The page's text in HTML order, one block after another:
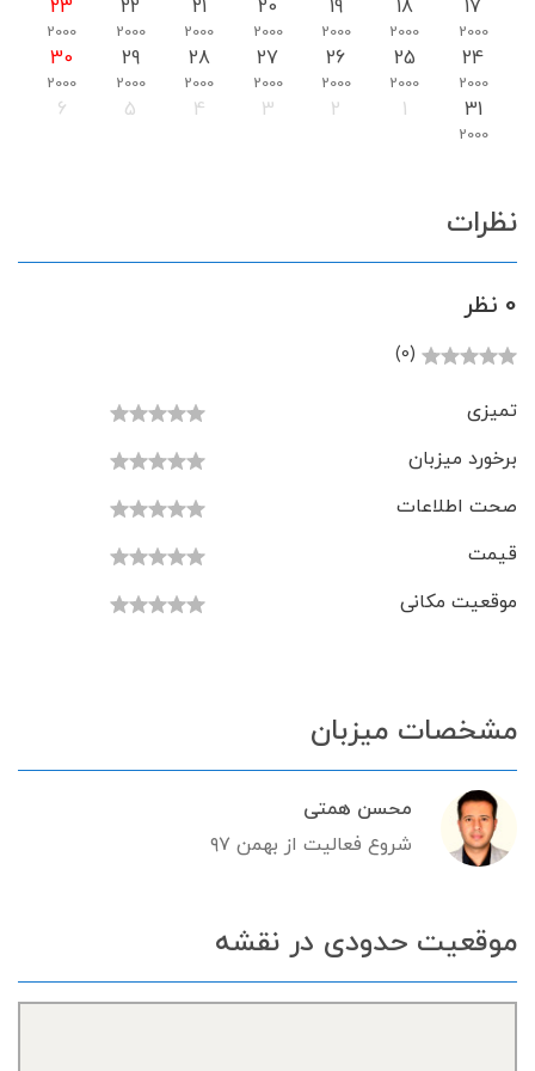
17
2000
18
2000
19
2000
20
2000
21
2000
22
2000
23
2000
24
2000
25
2000
26
2000
27
2000
28
2000
29
2000
30
2000
31
2000
1
2
3
4
5
6
نظرات
0 نظر
(0)
تمیزی
برخورد میزبان
صحت اطلاعات
قیمت
موقعیت مکانی
مشخصات میزبان
محسن همتی
شروع فعالیت از بهمن ۹۷
موقعیت حدودی در نقشه